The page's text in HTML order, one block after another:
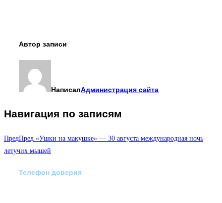
Автор записи
НаписалАдминистрация сайта
Навигация по записям
ПредПред «Ушки на макушке» — 30 августа международная ночь
летучих мышей
Телефон доверия